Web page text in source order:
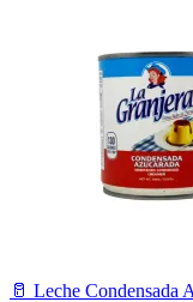
🥛 Leche Condensada